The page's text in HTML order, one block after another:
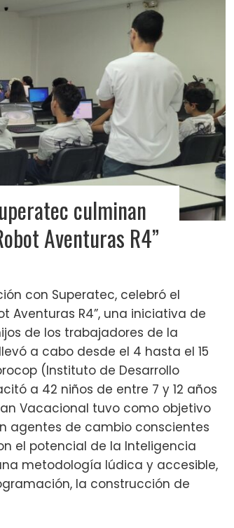
culminan
Aventuras R4”
con Superatec, celebró el
Aventuras R4”, una iniciativa de
de los trabajadores de la
a cabo desde el 4 hasta el 15
(Instituto de Desarrollo
a 42 niños de entre 7 y 12 años
Vacacional tuvo como objetivo
agentes de cambio conscientes
el potencial de la Inteligencia
metodología lúdica y accesible,
la construcción de